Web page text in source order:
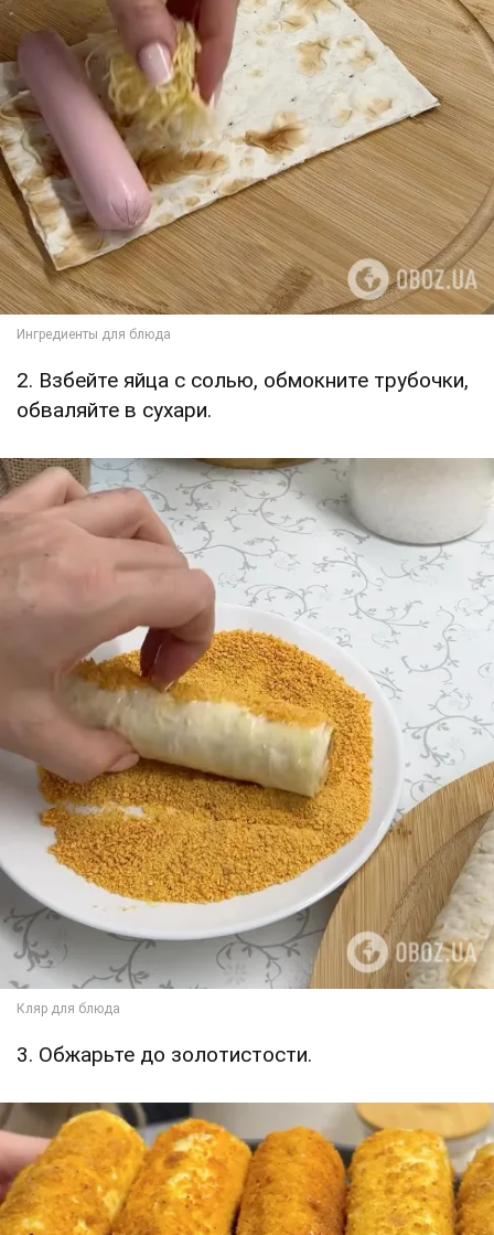
2. Взбейте яйца с солью, обмокните трубочки,
обваляйте в сухари.
3. Обжарьте до золотистости.